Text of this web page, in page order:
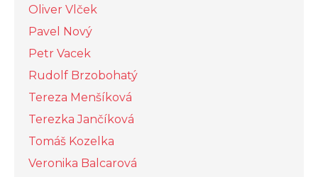
Oliver Vlček
Pavel Nový
Petr Vacek
Rudolf Brzobohatý
Tereza Menšíková
Terezka Jančíková
Tomáš Kozelka
Veronika Balcarová